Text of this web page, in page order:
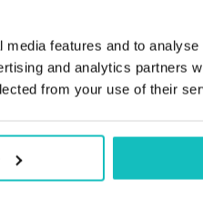
features and to
and analytics partners
from your use of their
Ryzyko i
–
danych
–Regulacje: